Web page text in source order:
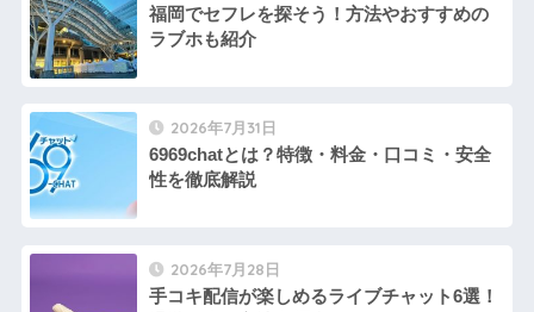
福岡でセフレを探そう！方法やおすすめの
ラブホも紹介
2026年7月31日
6969chatとは？特徴・料金・口コミ・安全
性を徹底解説
2026年7月28日
手コキ配信が楽しめるライブチャット6選！